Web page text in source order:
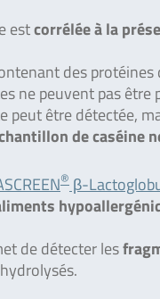
estcorrélée à la
des
ne peuvent pas être
être détectée,
de
® β-
de détecter les